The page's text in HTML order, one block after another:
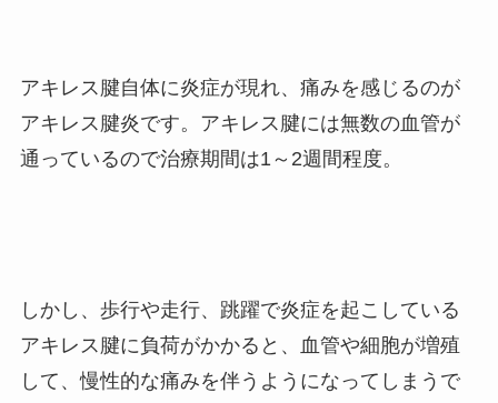
アキレス腱自体に炎症が現れ、痛みを感じるのが
アキレス腱炎です。 アキレス腱には無数の血管が
通っているので治療期間は1～2週間程度。
しかし、歩行や走行、跳躍で炎症を起こしている
アキレス腱に負荷がかかると、血管や細胞が増殖
して、慢性的な痛みを伴うようになってしまうで